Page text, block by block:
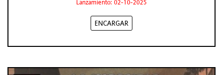
ENCARGAR